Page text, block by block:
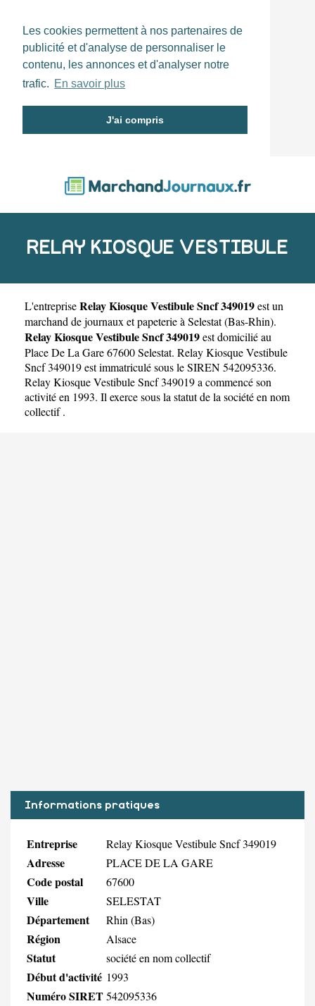
Les cookies permettent à nos partenaires de
publicité et d'analyse de personnaliser le
contenu, les annonces et d'analyser notre
trafic. En savoir plus
J'ai compris
RELAY KIOSQUE VESTIBULE
SNCF 349019
L'entrepriseRelay Kiosque Vestibule Sncf 349019est un
marchand de journaux et papeterie à Selestat(Bas-Rhin).
Relay Kiosque Vestibule Sncf 349019est domicilié au
Place De La Gare 67600 Selestat. Relay Kiosque Vestibule
Sncf 349019 est immatriculé sous le SIREN 542095336.
Relay Kiosque Vestibule Sncf 349019 a commencé son
activité en 1993. Il exerce sous la statut de la société en nom
collectif .
Informations pratiques
Entreprise Relay Kiosque Vestibule Sncf 349019
Adresse PLACE DE LA GARE
Code postal 67600
Ville SELESTAT
Département Rhin (Bas)
Région Alsace
Statut société en nom collectif
Début d'activité 1993
Numéro SIRET542095336